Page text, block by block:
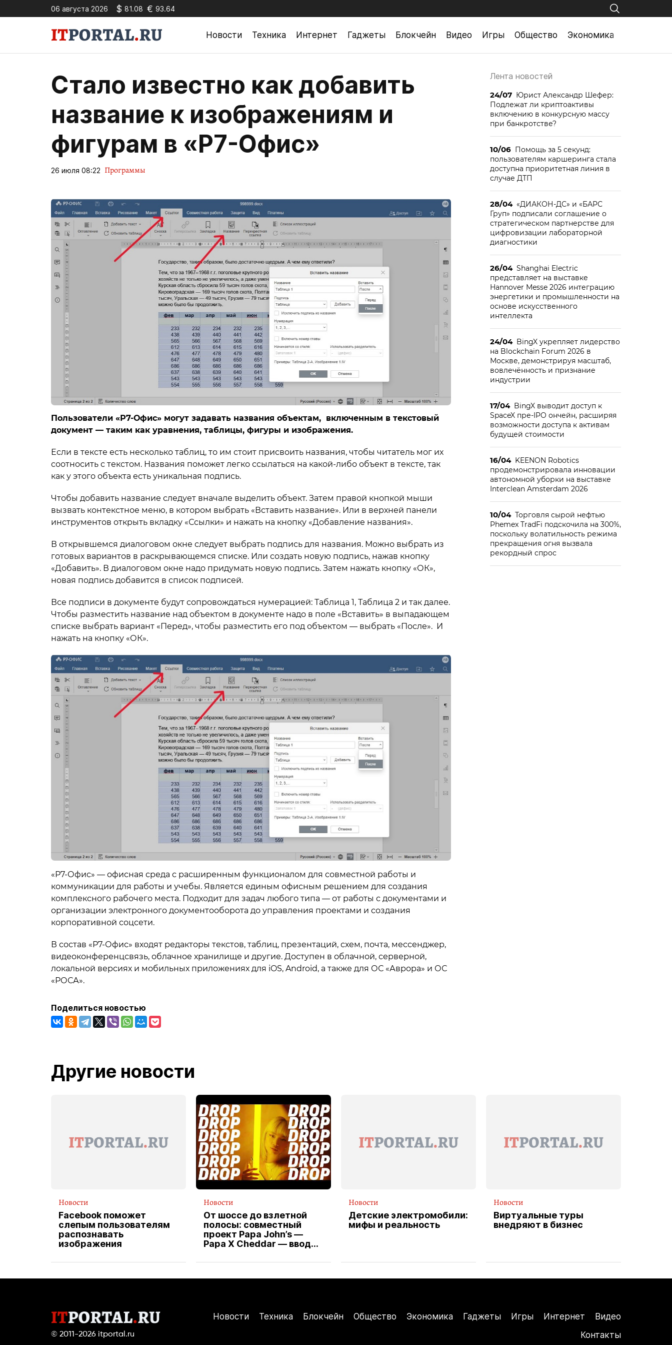
06 августа 2026 $ 81.08 € 93.64
Новости Техника Интернет Гаджеты Блокчейн Видео Игры Общество Экономика
Стало известно как добавить
название к изображениям и
фигурам в «Р7-Офис»
26 июля 08:22 Программы
Пользователи «Р7-Офис» могут задавать названия объектам, включенным в текстовый
документ — таким как уравнения, таблицы, фигуры и изображения.
Если в тексте есть несколько таблиц, то им стоит присвоить названия, чтобы читатель мог их
соотносить с текстом. Названия поможет легко ссылаться на какой-либо объект в тексте, так
как у этого объекта есть уникальная подпись.
Чтобы добавить название следует вначале выделить объект. Затем правой кнопкой мыши
вызвать контекстное меню, в котором выбрать «Вставить название». Или в верхней панели
инструментов открыть вкладку «Ссылки» и нажать на кнопку «Добавление названия».
В открывшемся диалоговом окне следует выбрать подпись для названия. Можно выбрать из
готовых вариантов в раскрывающемся списке. Или создать новую подпись, нажав кнопку
«Добавить». В диалоговом окне надо придумать новую подпись. Затем нажать кнопку «ОК»,
новая подпись добавится в список подписей.
Все подписи в документе будут сопровождаться нумерацией: Таблица 1, Таблица 2 и так далее.
Чтобы разместить название над объектом в документе надо в поле «Вставить» в выпадающем
списке выбрать вариант «Перед», чтобы разместить его под объектом — выбрать «После». И
нажать на кнопку «ОК».
«Р7-Офис» — офисная среда с расширенным функционалом для совместной работы и
коммуникации для работы и учебы. Является единым офисным решением для создания
комплексного рабочего места. Подходит для задач любого типа — от работы с документами и
организации электронного документооборота до управления проектами и создания
корпоративной соцсети.
В состав «Р7-Офис» входят редакторы текстов, таблиц, презентаций, схем, почта, мессенджер,
видеоконференцсвязь, облачное хранилище и другие. Доступен в облачной, серверной,
локальной версиях и мобильных приложениях для iOS, Android, а также для ОС «Аврора» и ОС
«РОСА».
Поделиться новостью
Лента новостей
24/07 Юрист Александр Шефер:
Подлежат ли криптоактивы
включению в конкурсную массу
при банкротстве?
10/06 Помощь за 5 секунд:
пользователям каршеринга стала
доступна приоритетная линия в
случае ДТП
28/04 «ДИАКОН-ДС» и «БАРС
Груп» подписали соглашение о
стратегическом партнерстве для
цифровизации лабораторной
диагностики
26/04 Shanghai Electric
представляет на выставке
Hannover Messe 2026 интеграцию
энергетики и промышленности на
основе искусственного
интеллекта
24/04 BingX укрепляет лидерство
на Blockchain Forum 2026 в
Москве, демонстрируя масштаб,
вовлечённость и признание
индустрии
17/04 BingX выводит доступ к
SpaceX пре-IPO ончейн, расширяя
возможности доступа к активам
будущей стоимости
16/04 KEENON Robotics
продемонстрировала инновации
автономной уборки на выставке
Interclean Amsterdam 2026
10/04 Торговля сырой нефтью
Phemex TradFi подскочила на 300%,
поскольку волатильность режима
прекращения огня вызвала
рекордный спрос
Другие новости
Новости
Facebook поможет
слепым пользователям
распознавать
изображения
Новости
От шоссе до взлетной
полосы: совместный
проект Papa John’s —
Papa X Cheddar — вводит
водителя службы
Новости
Детские электромобили:
мифы и реальность
Новости
Виртуальные туры
внедряют в бизнес
© 2011-2026 itportal.ru
Новости Техника Блокчейн Общество Экономика Гаджеты Игры Интернет
Видео
Контакты